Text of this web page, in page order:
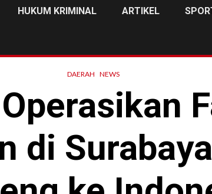
HUKUM KRIMINAL ARTIKEL
DAERAH NEWS
di